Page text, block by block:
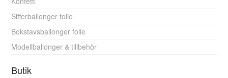
Sifferballonger folie
Bokstavsballonger folie
Modellballonger & tillbehör
Butik